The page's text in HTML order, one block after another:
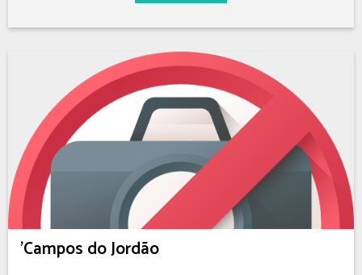
'Campos do Jordão